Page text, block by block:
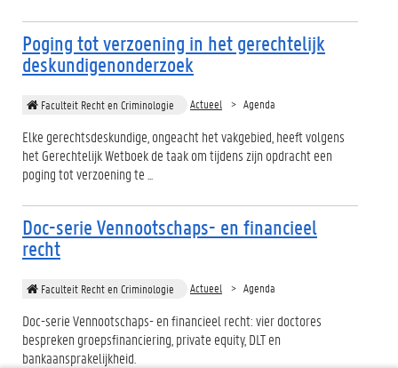
Poging tot verzoening in het gerechtelijk
deskundigenonderzoek
Faculteit Recht en Criminologie Actueel Agenda
Elke gerechtsdeskundige, ongeacht het vakgebied, heeft volgens
het Gerechtelijk Wetboek de taak om tijdens zijn opdracht een
poging tot verzoening te ...
Doc-serie Vennootschaps- en financieel
recht
Faculteit Recht en Criminologie Actueel Agenda
Doc-serie Vennootschaps- en financieel recht: vier doctores
bespreken groepsfinanciering, private equity, DLT en
bankaansprakelijkheid.